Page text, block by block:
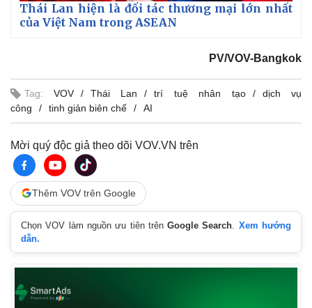
Thái Lan hiện là đối tác thương mại lớn nhất
của Việt Nam trong ASEAN
PV/VOV-Bangkok
Tag: VOV Thái Lan trí tuệ nhân tạo
dịch vụ
công
tinh giản biên chế AI
Mời quý độc giả theo dõi VOV.VN trên
Thêm VOV trên Google
Chọn VOV làm nguồn ưu tiên trênGoogle Search
Xem hướng
dẫn.